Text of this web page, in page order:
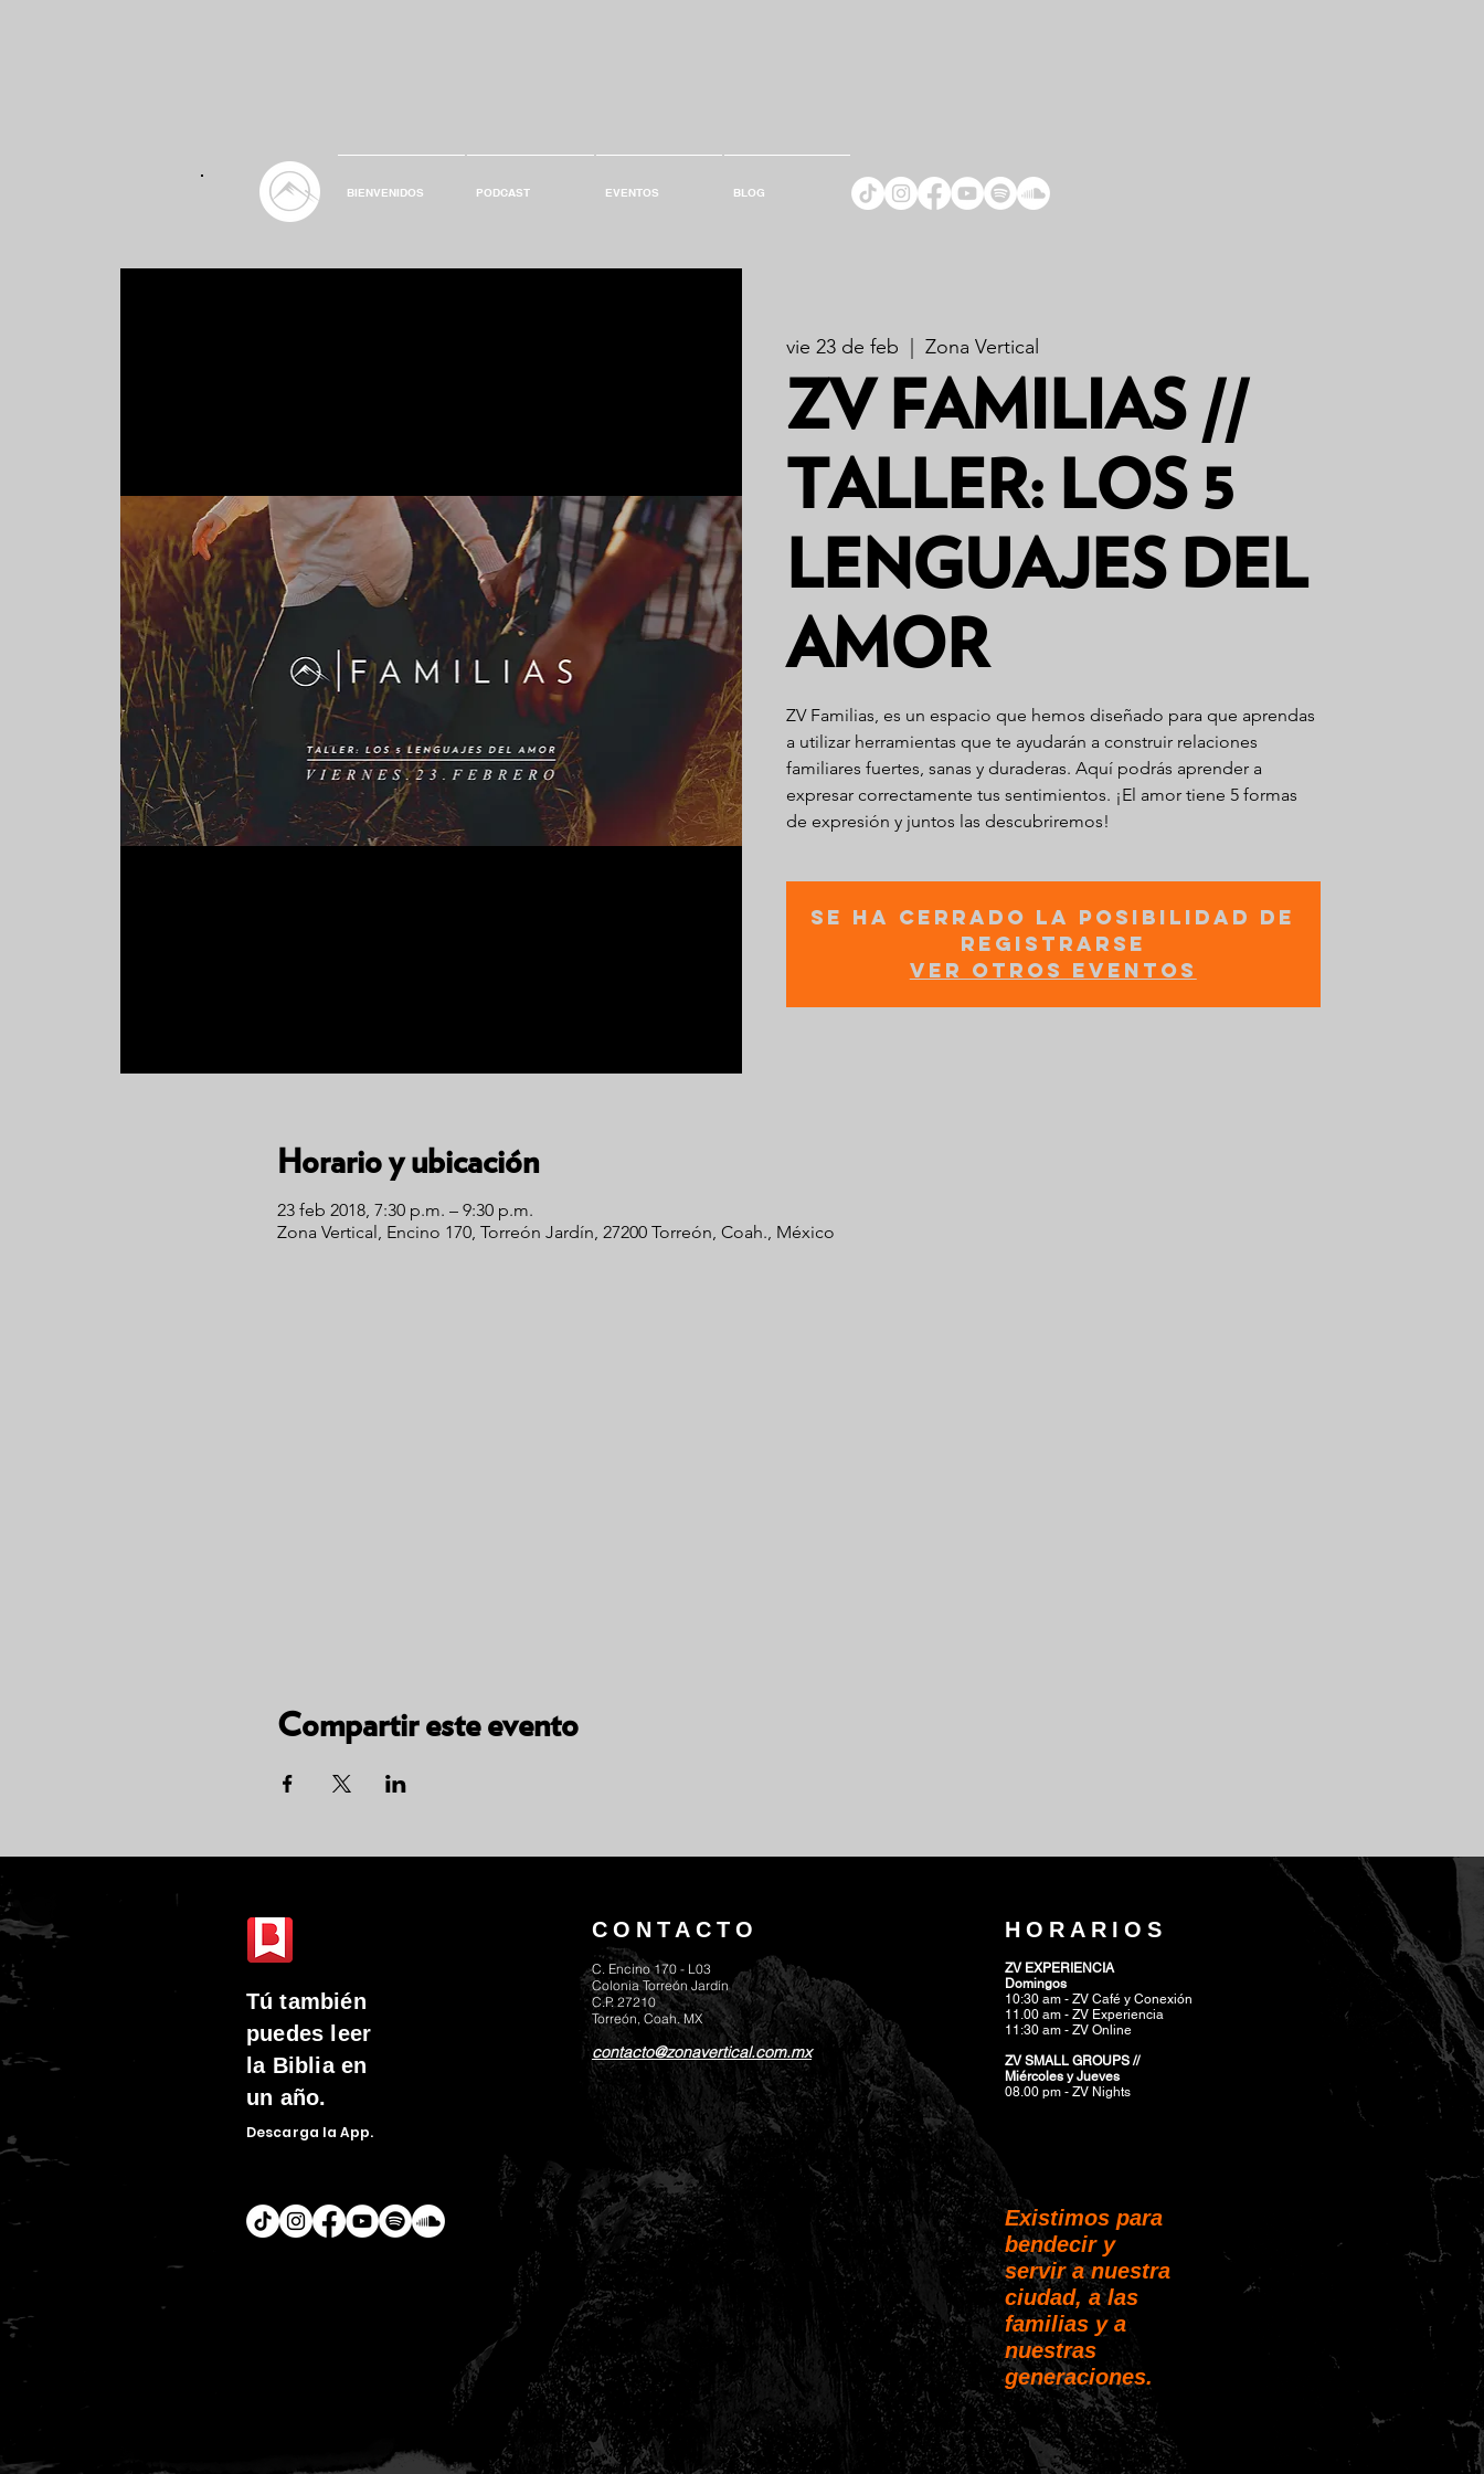
vie 23 de feb Zona Vertical
ZV FAMILIAS //
TALLER: LOS 5
LENGUAJES DEL
AMOR
ZV Familias, es un espacio que hemos diseñado para que aprendas
a utilizar herramientas que te ayudarán a construir relaciones
familiares fuertes, sanas y duraderas. Aquí podrás aprender a
expresar correctamente tus sentimientos. ¡El amor tiene 5 formas
de expresión y juntos las descubriremos!
Se ha cerrado la posibilidad de
registrarse
Ver otros eventos
Horario y ubicación
23 feb 2018, 7:30 p.m. – 9:30 p.m.
Zona Vertical, Encino 170, Torreón Jardín, 27200 Torreón, Coah., México
Compartir este evento
BIENVENIDOS PODCAST EVENTOS BLOG
Tú también
puedes leer
la Biblia en
un año.
Descarga laApp.
CONTACTO
C. Encino 170 - L03
Colonia Torreón Jardín
C.P. 27210
Torreón, Coah. MX
contacto@zonavertical.com.mx
HORARIOS
ZV EXPERIENCIA
Domingos
10:30 am - ZV Café y Conexión
11.00 am - ZV Experiencia
11:30 am - ZV Online
ZV SMALL GROUPS //
Miércoles y Jueves
08.00 pm - ZV Nights
Existimos para
bendecir y
servir a nuestra
ciudad, a las
familias y a
nuestras
generaciones.